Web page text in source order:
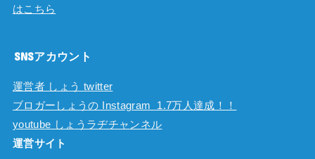
はこちら
SNSアカウント
運営者 しょう twitter
ブロガーしょうの Instagram 1.7万人達成！！
youtube しょうラヂチャンネル
運営サイト